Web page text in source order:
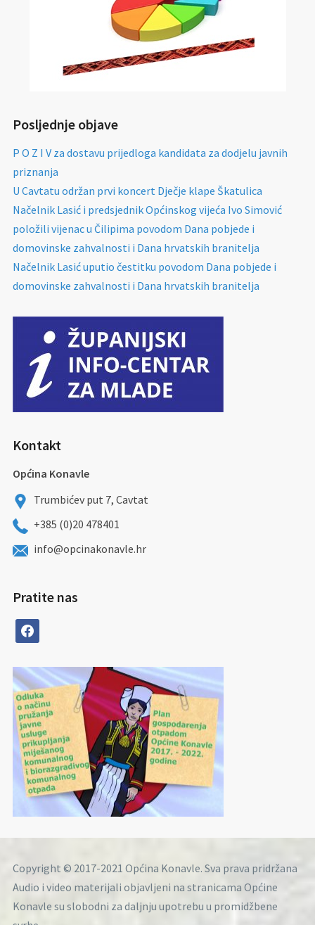
Posljednje objave
P O Z I V za dostavu prijedloga kandidata za dodjelu javnih
priznanja
U Cavtatu održan prvi koncert Dječje klape Škatulica
Načelnik Lasić i predsjednik Općinskog vijeća Ivo Simović
položili vijenac u Čilipima povodom Dana pobjede i
domovinske zahvalnosti i Dana hrvatskih branitelja
Načelnik Lasić uputio čestitku povodom Dana pobjede i
domovinske zahvalnosti i Dana hrvatskih branitelja
Kontakt
Općina Konavle
Trumbićev put 7, Cavtat
+385 (0)20 478401
info@opcinakonavle.hr
Pratite nas
facebook
Copyright © 2017-2021 Općina Konavle. Sva prava pridržana
Audio i video materijali objavljeni na stranicama Općine
Konavle su slobodni za daljnju upotrebu u promidžbene